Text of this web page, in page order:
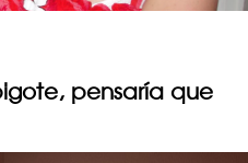
pensaría que